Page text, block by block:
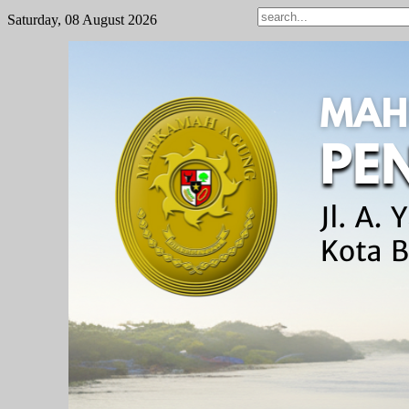
Saturday, 08 August 2026